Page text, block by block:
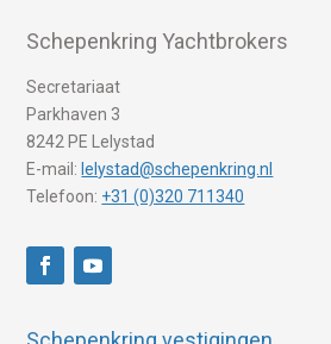
Schepenkring Yachtbrokers
Secretariaat
Parkhaven 3
8242 PE Lelystad
E-mail: lelystad@schepenkring.nl
Telefoon: +31 (0)320 711340